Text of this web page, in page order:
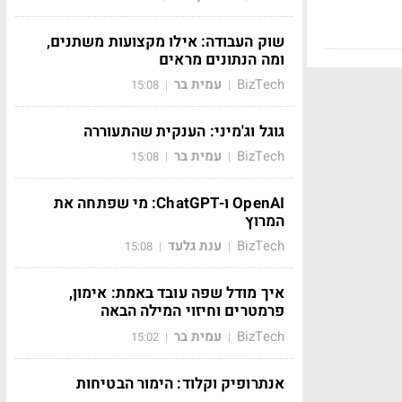
שוק העבודה: אילו מקצועות משתנים,
ומה הנתונים מראים
BizTech
| עמית בר |
15:08
גוגל וג'מיני: הענקית שהתעוררה
BizTech
| עמית בר |
15:08
OpenAI ו-ChatGPT: מי שפתחה את
המרוץ
BizTech
| ענת גלעד |
15:08
איך מודל שפה עובד באמת: אימון,
פרמטרים וחיזוי המילה הבאה
BizTech
| עמית בר |
15:02
אנתרופיק וקלוד: הימור הבטיחות